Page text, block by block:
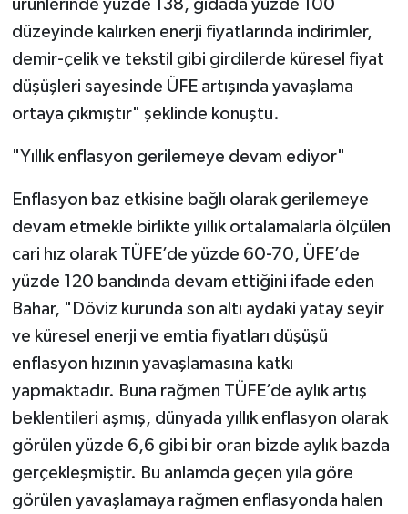
ürünlerinde yüzde 138, gıdada yüzde 100
düzeyinde kalırken enerji fiyatlarında indirimler,
demir-çelik ve tekstil gibi girdilerde küresel fiyat
düşüşleri sayesinde ÜFE artışında yavaşlama
ortaya çıkmıştır" şeklinde konuştu.
"Yıllık enflasyon gerilemeye devam ediyor"
Enflasyon baz etkisine bağlı olarak gerilemeye
devam etmekle birlikte yıllık ortalamalarla ölçülen
cari hız olarak TÜFE’de yüzde 60-70, ÜFE’de
yüzde 120 bandında devam ettiğini ifade eden
Bahar, "Döviz kurunda son altı aydaki yatay seyir
ve küresel enerji ve emtia fiyatları düşüşü
enflasyon hızının yavaşlamasına katkı
yapmaktadır. Buna rağmen TÜFE’de aylık artış
beklentileri aşmış, dünyada yıllık enflasyon olarak
görülen yüzde 6,6 gibi bir oran bizde aylık bazda
gerçekleşmiştir. Bu anlamda geçen yıla göre
görülen yavaşlamaya rağmen enflasyonda halen